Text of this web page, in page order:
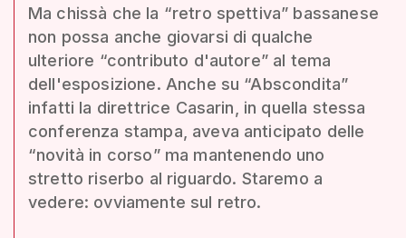
Ma chissà che la “retro spettiva” bassanese
non possa anche giovarsi di qualche
ulteriore “contributo d'autore” al tema
dell'esposizione. Anche su “Abscondita”
infatti la direttrice Casarin, in quella stessa
conferenza stampa, aveva anticipato delle
“novità in corso” ma mantenendo uno
stretto riserbo al riguardo. Staremo a
vedere: ovviamente sul retro.